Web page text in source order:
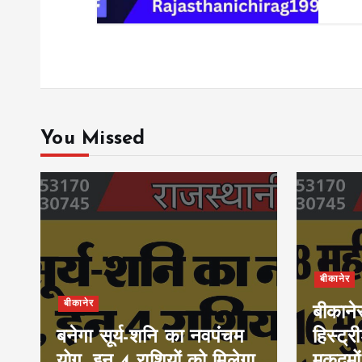
You Missed
बीकानेर
बनेगा सूर्य-शनि का नवपंचम
बीकानेर